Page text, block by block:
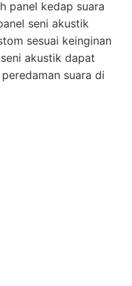
panel kedap suara
seni akustik
sesuai keinginan
akustik dapat
suara di